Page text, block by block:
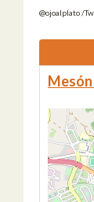
@ojoalplato /
Mesón